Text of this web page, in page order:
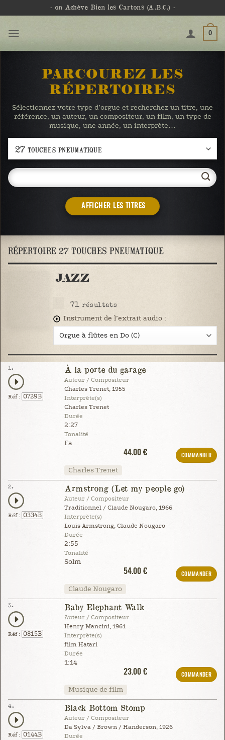
- on Achève Bien les Cartons (A.B.C.) -
0
PARCOUREZ LES
RÉPERTOIRES
Sélectionnez votre type d’orgue et recherchez un titre, une
référence, un auteur, un compositeur, un film, un type de
musique, une année, un interprète…
AFFICHER LES TITRES
RÉPERTOIRE 27 TOUCHES PNEUMATIQUE
JAZZ
71 résultats
Instrument de l’extrait audio :
1.
Réf : 0729B
À la porte du garage
Auteur / Compositeur
Charles Trenet, 1955
Interprète(s)
Charles Trenet
Durée
2:27
Tonalité
Fa
44.00 €
COMMANDER
Charles Trenet
2.
Réf : 0334B
Armstrong (Let my people go)
Auteur / Compositeur
Traditionnel / Claude Nougaro, 1966
Interprète(s)
Louis Armstrong, Claude Nougaro
Durée
2:55
Tonalité
Solm
54.00 €
COMMANDER
Claude Nougaro
3.
Réf : 0815B
Baby Elephant Walk
Auteur / Compositeur
Henry Mancini, 1961
Interprète(s)
film Hatari
Durée
1:14
23.00 €
COMMANDER
Musique de film
4.
Réf : 0144B
Black Bottom Stomp
Auteur / Compositeur
Da Sylva / Brown / Handerson, 1926
Durée